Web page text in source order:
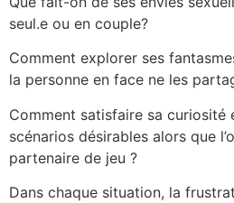
seul.e ou en couple?
Comment explorer ses
la personne en face ne les
Comment satisfaire sa curiosité
scénarios désirables alors que
partenaire de jeu ?
Dans chaque situation, la